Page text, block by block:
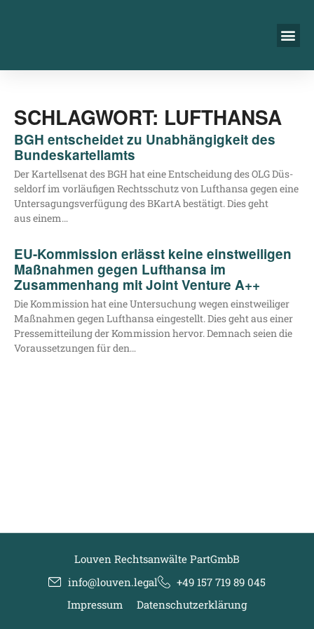
SCHLAGWORT: LUFTHANSA
BGH entscheidet zu Unabhängigkeit des
Bundeskartellamts
Der Kar­tell­se­nat des BGH hat eine Ent­schei­dung des OLG Düs­
sel­dorf im vor­läu­fi­gen Rechts­schutz von Luft­han­sa gegen eine
Unter­sa­gungs­ver­fü­gung des BKar­tA bestä­tigt. Dies geht
aus einem…
EU-Kommission erlässt keine einstweiligen
Maßnahmen gegen Lufthansa im
Zusammenhang mit Joint Venture A++
Die Kom­mis­si­on hat eine Unter­su­chung wegen einst­wei­li­ger
Maß­nah­men gegen Luft­han­sa ein­ge­stellt. Dies geht aus einer
Pres­se­mit­tei­lung der Kom­mis­si­on her­vor. Dem­nach sei­en die
Vor­aus­set­zun­gen für den…
Louven Rechtsanwälte PartGmbB
info@louven.legal
+49 157 719 89 045
Impressum
Datenschutzerklärung